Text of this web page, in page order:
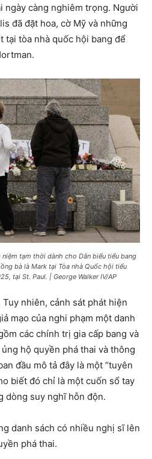
ngày càng nghiêm trọng. Người
đã đặt hoa, cờ Mỹ và những
tại tòa nhà quốc hội bang để
tạm thời dành cho Dân biểu tiểu bang
bà là Mark tại Tòa nhà Quốc hội tiểu
tại St. Paul. | George Walker IV/AP
Tuy nhiên, cảnh sát phát hiện
mạo của nghi phạm một danh
các chính trị gia cấp bang và
hộ quyền phá thai và thông
đầu mô tả đây là một “tuyên
biết đó chỉ là một cuốn sổ tay
dòng suy nghĩ hỗn độn.
danh sách có nhiều nghị sĩ lên
phá thai.